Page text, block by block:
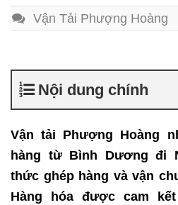
Vận Tải Phượng Hoàng
Nội dung chính
Vận tải Phượng Hoàng
hàng từ Bình Dương đi
thức ghép hàng và vận
Hàng hóa được cam